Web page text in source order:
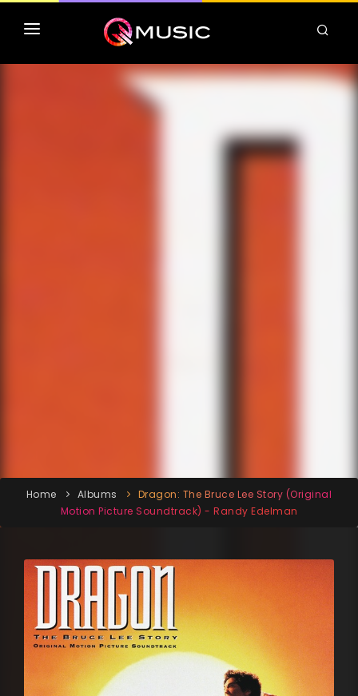
TOP MP3 ITUNES
TOP ALBUMS ITUNES
Home Albums
Dragon: The Bruce Lee Story (Original
Motion Picture Soundtrack) - Randy Edelman